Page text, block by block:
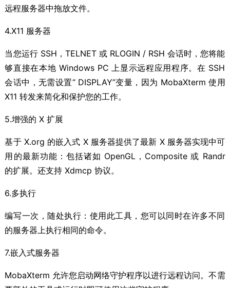
远程服务器中拖放文件。
4.X11 服务器
当您运行 SSH，TELNET 或 RLOGIN / RSH 会话时，您将能
够直接在本地 Windows PC 上显示远程应用程序。在 SSH
会话中，无需设置“ DISPLAY”变量，因为 MobaXterm 使用
X11 转发来简化和保护您的工作。
5.增强的 X 扩展
基于 X.org 的嵌入式 X 服务器提供了最新 X 服务器实现中可
用的最新功能：包括诸如 OpenGL，Composite 或 Randr
的扩展。还支持 Xdmcp 协议。
6.多执行
编写一次，随处执行：使用此工具，您可以同时在许多不同
的服务器上执行相同的命令。
7.嵌入式服务器
MobaXterm 允许您启动网络守护程序以进行远程访问。不需